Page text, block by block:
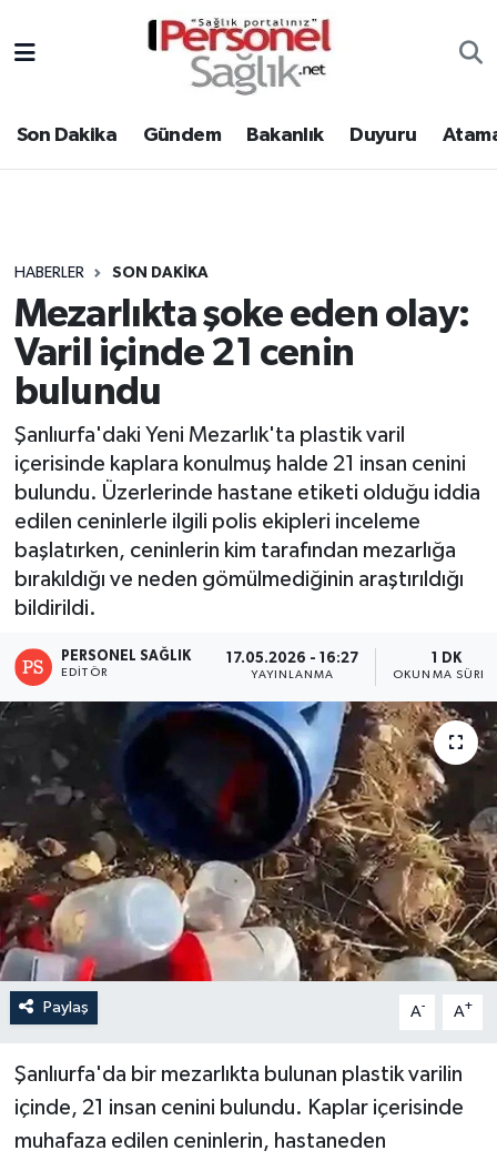
Son Dakika Gündem Bakanlık Duyuru
HABERLER SON DAKIKA
Mezarlıkta şoke eden olay:
Varil içinde 21 cenin
bulundu
Şanlıurfa'daki Yeni Mezarlık'ta plastik varil
içerisinde kaplara konulmuş halde 21 insan cenini
bulundu. Üzerlerinde hastane etiketi olduğu iddia
edilen ceninlerle ilgili polis ekipleri inceleme
başlatırken, ceninlerin kim tarafından mezarlığa
bırakıldığı ve neden gömülmediğinin araştırıldığı
bildirildi.
PERSONEL SAĞLIK
EDITÖR
17.05.2026 - 16:27
YAYINLANMA
1 DK
OKUNMA
Paylaş A- A+
Şanlıurfa'da bir mezarlıkta bulunan plastik varilin
içinde, 21 insan cenini bulundu. Kaplar içerisinde
muhafaza edilen ceninlerin, hastaneden
Gündem
Atamalar
Mevzuat
Sendika
Kpss - Sınav
Nöbetçi Eczaneler
Hava Durumu
Tüm Manşetler
Son Dakika Haberleri
Haber Arşivi